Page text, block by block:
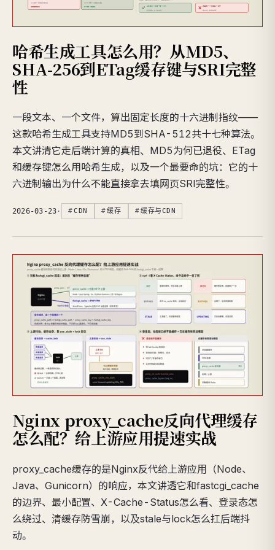
哈希生成工具怎么用？从MD5、
SHA-256到ETag缓存键与SRI完整
性
一段文本、一个文件，算出固定长度的十六进制指纹——
这款哈希生成工具支持MD5到SHA-512共十七种算法。
本文讲清它走后端计算的真相、MD5为何已退役、ETag
和缓存键怎么用哈希生成，以及一个最要命的坑：它的十
六进制输出为什么不能直接拿去填网页SRI完整性。
2026-03-23 · CDN 缓存 缓存与CDN
Nginx proxy_cache反向代理缓存
怎么配？给上游应用提速实战
proxy_cache缓存的是Nginx反代给上游应用（Node、
Java、Gunicorn）的响应，本文讲透它和fastcgi_cache
的边界、最小配置、X-Cache-Status怎么看、登录态怎
么绕过、清缓存防雪崩，以及stale与lock怎么扛后端抖
动。